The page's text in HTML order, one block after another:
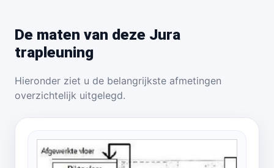
De maten van deze Jura
trapleuning
Hieronder ziet u de belangrijkste afmetingen
overzichtelijk uitgelegd.